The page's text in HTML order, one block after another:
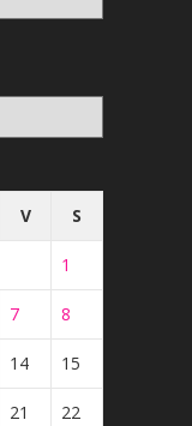
V S
1
7 8
14 15
21 22